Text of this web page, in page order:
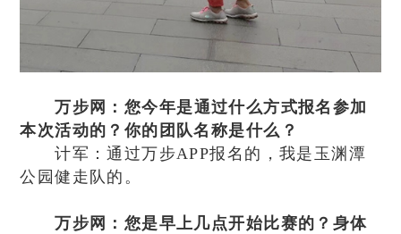
万步网：您今年是通过什么方式报名参加
本次活动的？你的团队名称是什么？
计军：通过万步APP报名的，我是玉渊潭
公园健走队的。
万步网：您是早上几点开始比赛的？身体